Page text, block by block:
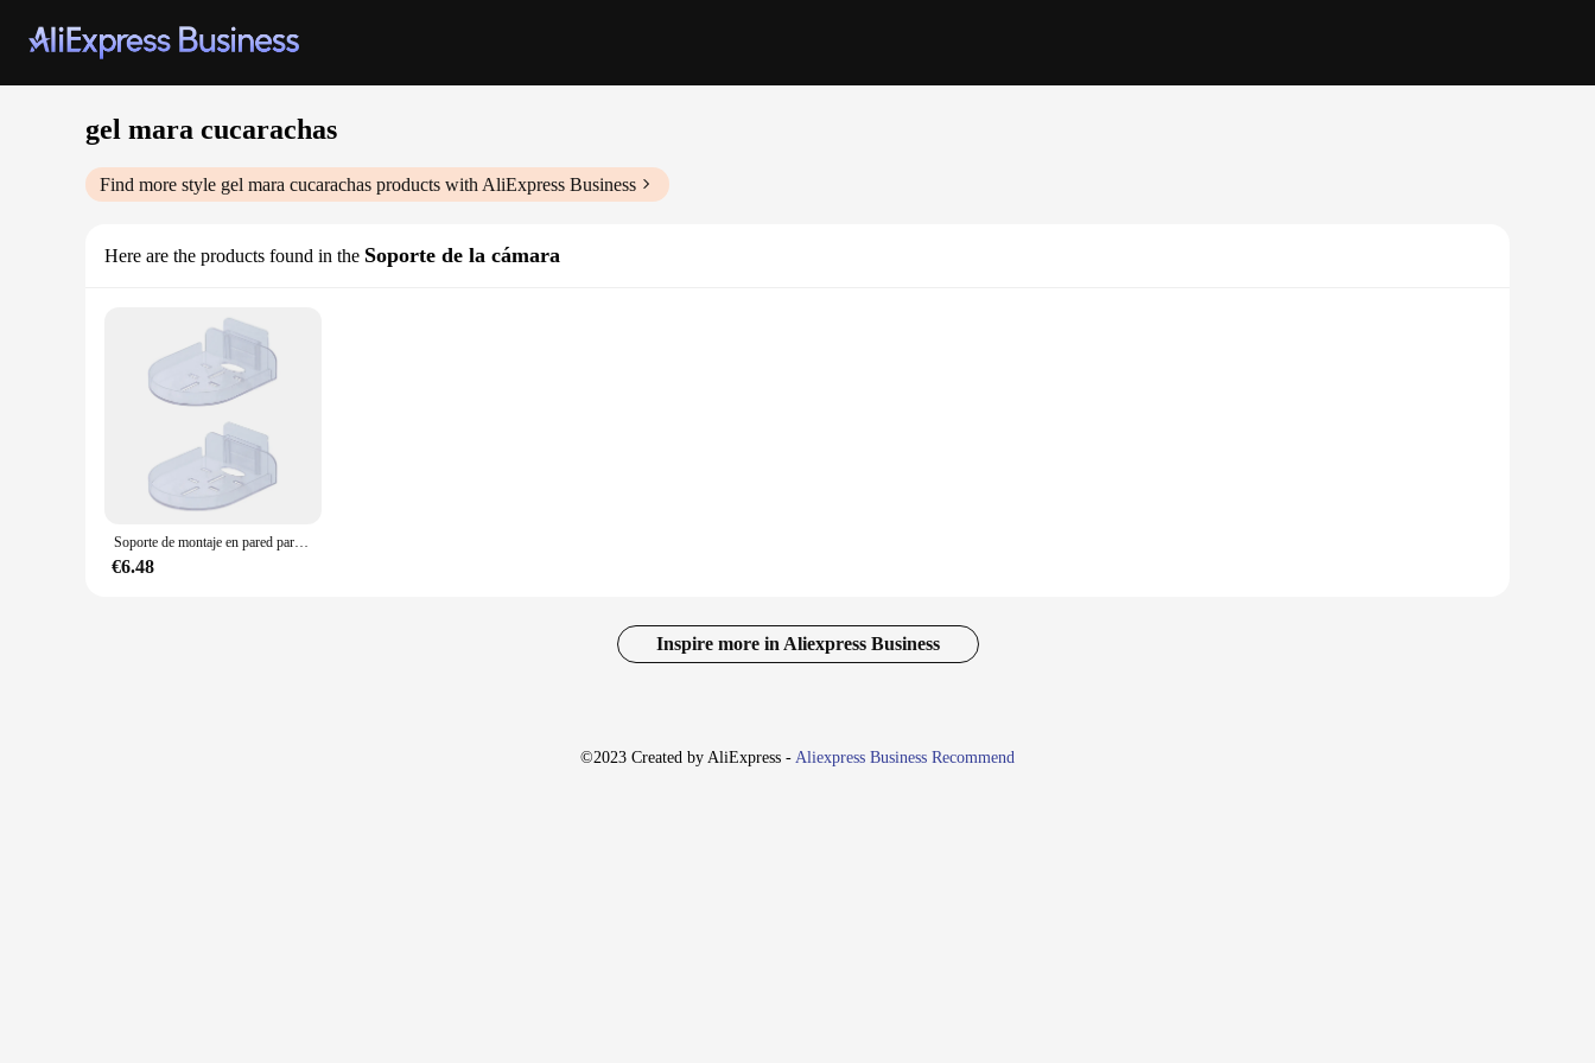
gel mara cucarachas
Find more style gel mara cucarachas products with AliExpress Business
Here are the products found in the Soporte de la cámara
Soporte de montaje en pared para cámara de seguridad pequeña, soporte de cámara de vigilancia acrílico, estante autoadhesivo para altavoces, monitores de bebé
€6.48
Inspire more in Aliexpress Business
©2023 Created by AliExpress - Aliexpress Business Recommend